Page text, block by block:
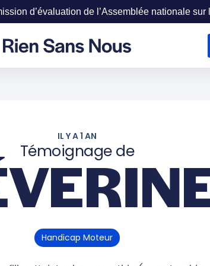
d’évaluation de l’Assemblée nationale sur
IL Y A 1 AN
Témoignage de
Handicap Moteur